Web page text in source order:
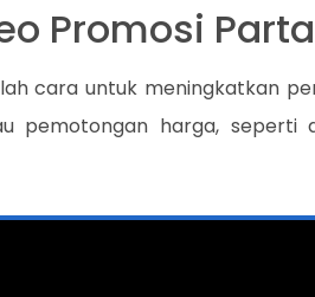
Promosi
cara untuk meningkatkan
pemotongan harga, seperti